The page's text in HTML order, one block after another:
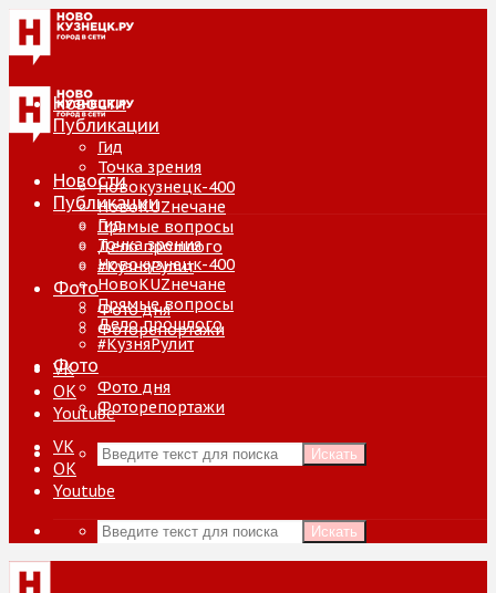
Новости
Публикации
Гид
Точка зрения
Новокузнецк-400
НовоKUZнечане
Прямые вопросы
Дело прошлого
#КузняРулит
Фото
Фото дня
Фоторепортажи
VK
ОК
Youtube
Искать
Новости
Публикации
Гид
Точка зрения
Новокузнецк-400
НовоKUZнечане
Прямые вопросы
Дело прошлого
#КузняРулит
Фото
Фото дня
Фоторепортажи
VK
ОК
Youtube
Искать